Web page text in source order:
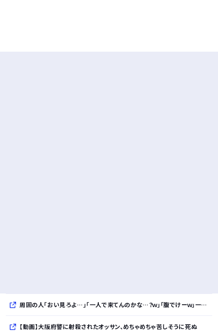
周囲の人「おい見ろよ…」「一人で来てんのかな…？ｗ」「腹でけーｗ」一人焼肉ワイ「……ッ…！」
【動画】大阪府警に射殺されたオッサン、めちゃめちゃ苦しそうに死ぬ